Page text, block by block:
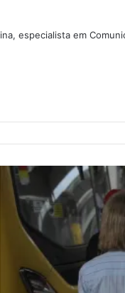
especialista em